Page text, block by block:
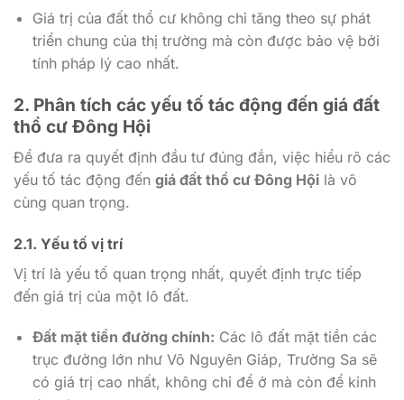
Giá trị của đất thổ cư không chỉ tăng theo sự phát
triển chung của thị trường mà còn được bảo vệ bởi
tính pháp lý cao nhất.
2. Phân tích các yếu tố tác động đến giá đất
thổ cư Đông Hội
Để đưa ra quyết định đầu tư đúng đắn, việc hiểu rõ các
yếu tố tác động đến giá đất thổ cư Đông Hội là vô
cùng quan trọng.
2.1. Yếu tố vị trí
Vị trí là yếu tố quan trọng nhất, quyết định trực tiếp
đến giá trị của một lô đất.
Đất mặt tiền đường chính: Các lô đất mặt tiền các
trục đường lớn như Võ Nguyên Giáp, Trường Sa sẽ
có giá trị cao nhất, không chỉ để ở mà còn để kinh